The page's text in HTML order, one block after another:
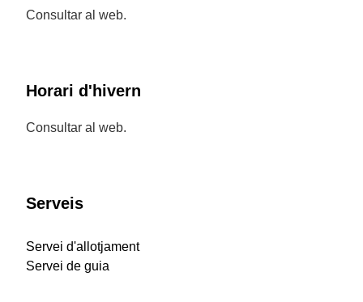
Consultar al web.
Horari d'hivern
Consultar al web.
Serveis
Servei d'allotjament
Servei de guia